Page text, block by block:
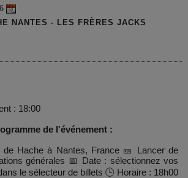
NANTES - LES FRÈRES JACKS
: 18:00
de l'événement :
de Hache à Nantes, France 🎫 Lancer de
générales 📅 Date : sélectionnez vos
le sélecteur de billets 🕒 Horaire : 18h00